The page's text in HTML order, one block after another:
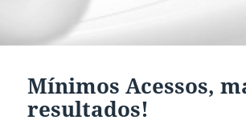
Mínimos Acessos,
resultados!